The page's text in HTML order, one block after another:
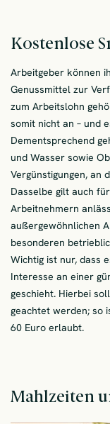
Kostenlose
Arbeitgeber können
Genussmittel zur
zum Arbeitslohn
somit nicht an – und
Dementsprechend
und Wasser sowie
Vergünstigungen, an
Dasselbe gilt auch
Arbeitnehmern
außergewöhnlichen
besonderen
Wichtig ist nur, dass
Interesse an einer
geschieht. Hierbei
geachtet werden; so
60 Euro erlaubt.
Mahlzeiten